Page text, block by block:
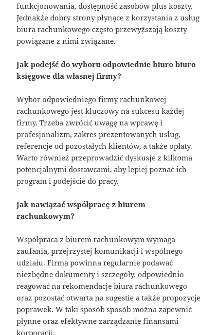
funkcjonowania, dostępność zasobów plus koszty.
Jednakże dobry strony płynące z korzystania z usług
biura rachunkowego często przewyższają koszty
powiązane z nimi związane.
Jak podejść do wyboru odpowiednie biuro biuro
księgowe dla własnej firmy?
Wybór odpowiedniego firmy rachunkowej
rachunkowego jest kluczowy na sukcesu każdej
firmy. Trzeba zwrócić uwagę na wprawę i
profesjonalizm, zakres prezentowanych usług,
referencje od pozostałych klientów, a także opłaty.
Warto również przeprowadzić dyskusje z kilkoma
potencjalnymi dostawcami, aby lepiej poznać ich
program i podejście do pracy.
Jak nawiązać współpracę z biurem
rachunkowym?
Współpraca z biurem rachunkowym wymaga
zaufania, przejrzystej komunikacji i wspólnego
udziału. Firma powinna regularnie podawać
niezbędne dokumenty i szczegóły, odpowiednio
reagować na rekomendacje biura rachunkowego
oraz pozostać otwarta na sugestie a także propozycje
poprawek. W taki sposób sposób można zapewnić
płynne oraz efektywne zarządzanie finansami
korporacji.